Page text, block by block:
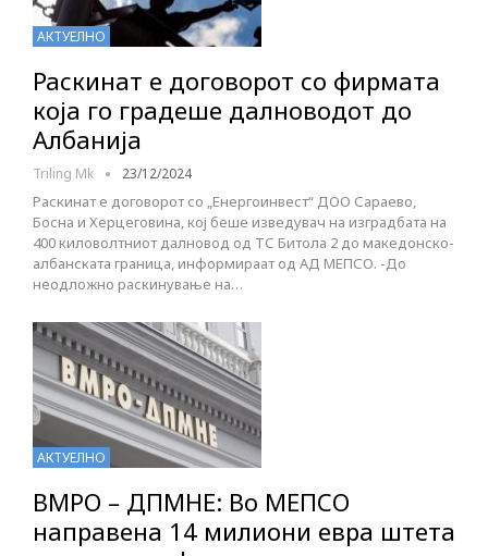
АКТУЕЛНО
Раскинат е договорот со фирмата
која го градеше далноводот до
Албанија
Triling Mk 23/12/2024
Раскинат е договорот со „Енергоинвест“ ДОО Сараево,
Босна и Херцеговина, кој беше изведувач на изградбата на
400 киловолтниот далновод од ТС Битола 2 до македонско-
албанската граница, информираат од АД МЕПСО. -До
неодложно раскинување на…
АКТУЕЛНО
ВМРО – ДПМНЕ: Во МЕПСО
направена 14 милиони евра штета